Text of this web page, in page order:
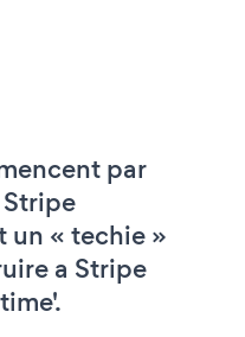
par
« techie »
a Stripe